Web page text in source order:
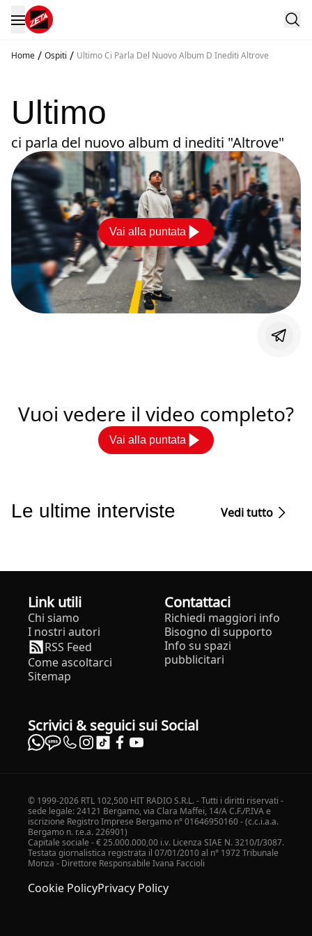
Home / Ospiti / Ultimo Ci Parla Del Nuovo Album D Inediti Altrove
Ultimo
ci parla del nuovo album d inediti "Altrove"
Vai alla puntata
Vuoi vedere il video completo?
Vai alla puntata
Le ultime interviste Vedi tutto
Link utili
Chi siamo
I nostri autori
RSS Feed
Come ascoltarci
Sitemap
Contattaci
Richiedi maggiori info
Bisogno di supporto
Info su spazi
pubblicitari
Scrivici & seguici sui Social
© 1999-2026 RTL 102,500 HIT RADIO S.R.L. - Tutti i diritti riservati -
sede legale: 24121 Bergamo, via Clara Maffei, 14/A C.F./P.IVA e
iscrizione Registro Imprese Bergamo n° 01646950160 - (c.c.i.a.a.
Bergamo n. r.e.a. 226901)
Capitale sociale - € 25.000.000,00 i.v. Licenza SIAE N. 3210/I/3087.
Testata giornalistica registrata il 07/01/2010 al n° 1972 Tribunale
Monza - Direttore Responsabile Ivana Faccioli
Cookie PolicyPrivacy Policy